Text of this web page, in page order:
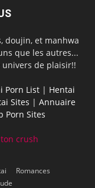
doujin, et manhwa
que les autres...
de plaisir!!
Porn List | Hentai
Sites | Annuaire
Porn Sites
crush
Romances